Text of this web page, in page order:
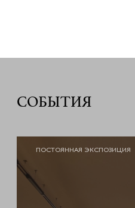
СОБЫТИЯ
ПОСТОЯННАЯ ЭКСПОЗИЦИЯ